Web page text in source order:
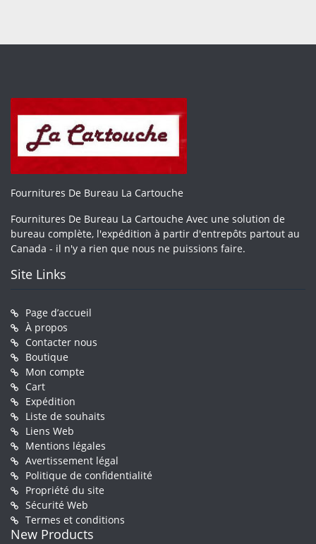
Fournitures De Bureau La Cartouche
Fournitures De Bureau La Cartouche Avec une solution de
bureau complète, l'expédition à partir d'entrepôts partout au
Canada - il n'y a rien que nous ne puissions faire.
Site Links
Page d’accueil
À propos
Contacter nous
Boutique
Mon compte
Cart
Expédition
Liste de souhaits
Liens Web
Mentions légales
Avertissement légal
Politique de confidentialité
Propriété du site
Sécurité Web
Termes et conditions
New Products